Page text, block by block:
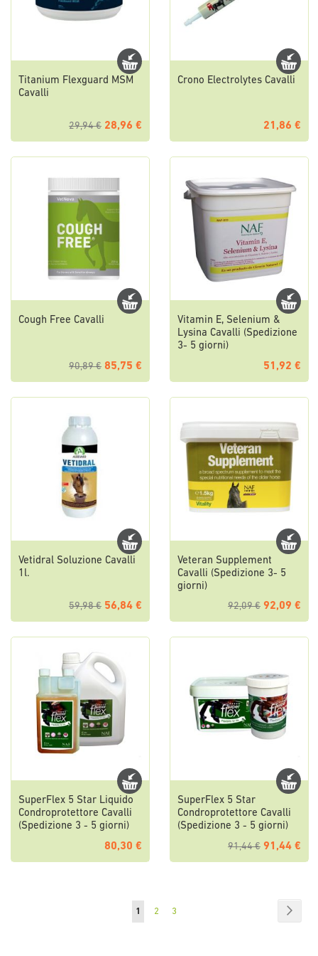
Titanium Flexguard MSM
Cavalli
29,94 € 28,96 €
Crono Electrolytes Cavalli
21,86 €
Cough Free Cavalli
90,89 € 85,75 €
Vitamin E, Selenium &
Lysina Cavalli (Spedizione
3- 5 giorni)
51,92 €
Vetidral Soluzione Cavalli
1l.
59,98 € 56,84 €
Veteran Supplement
Cavalli (Spedizione 3- 5
giorni)
92,09 € 92,09 €
SuperFlex 5 Star Liquido
Condroprotettore Cavalli
(Spedizione 3 - 5 giorni)
80,30 €
SuperFlex 5 Star
Condroprotettore Cavalli
(Spedizione 3 - 5 giorni)
91,44 € 91,44 €
Pagina
Attualmente
1 Pagina
2 Pagina
3